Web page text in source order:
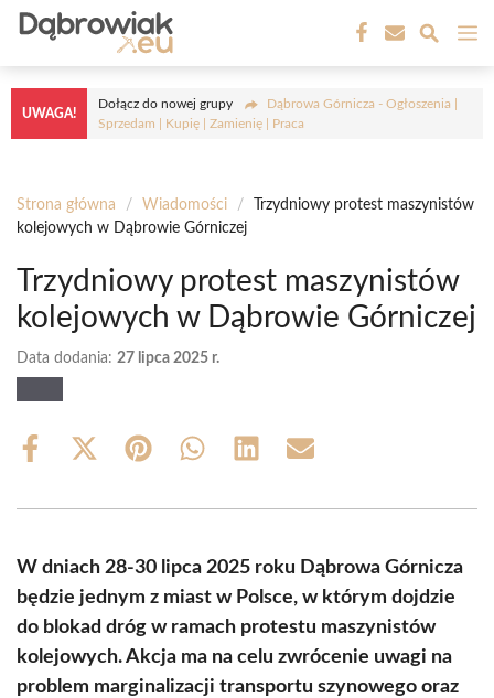
Przejdź
treści
UWAGA!
Dołącz do nowej grupy
Dąbrowa Górnicza - Ogłoszenia |
Sprzedam | Kupię | Zamienię | Praca
Strona główna / Wiadomości /
Trzydniowy protest maszynistów
kolejowych w Dąbrowie Górniczej
Trzydniowy protest maszynistów
kolejowych w Dąbrowie Górniczej
Data dodania: 27 lipca 2025 r.
Share
Share
(Twitter)
Share Share Share Share
W dniach 28-30 lipca 2025 roku Dąbrowa Górnicza
będzie jednym z miast w Polsce, w którym dojdzie
do blokad dróg w ramach protestu maszynistów
kolejowych. Akcja ma na celu zwrócenie uwagi na
problem marginalizacji transportu szynowego oraz